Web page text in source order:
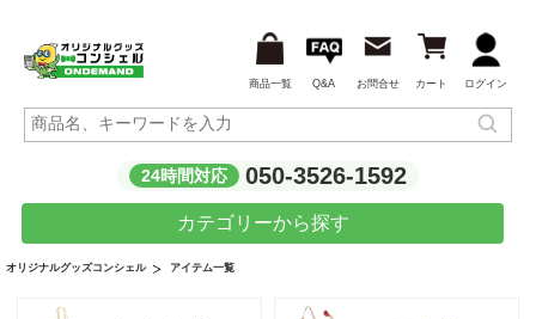
商品一覧 Q&A お問合せ カート ログイン
24時間対応 050-3526-1592
カテゴリーから探す
オリジナルグッズコンシェル アイテム一覧